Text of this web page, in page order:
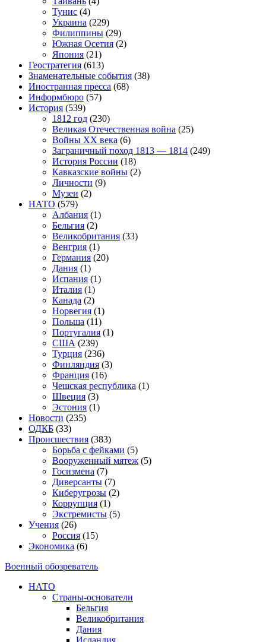
Тунис (4)
Украина (229)
Филиппины (29)
Южная Осетия (2)
Япония (21)
Геостратегия (613)
Знаменательные события (38)
Иностранная пресса (68)
Информбюро (57)
История (539)
1812 год (230)
Великая Отечественная война (25)
Войны XX века (6)
Заграничный поход 1813 — 1814 (249)
История России (18)
Кавказские войны (2)
Личности (9)
Музеи (2)
НАТО (579)
Албания (1)
Бельгия (2)
Великобритания (33)
Венгрия (1)
Германия (20)
Дания (1)
Испания (1)
Италия (1)
Канада (2)
Норвегия (1)
Польша (11)
Португалия (1)
США (239)
Турция (236)
Финляндия (3)
Франция (16)
Чешская республика (1)
Швеция (3)
Эстония (1)
Новости (235)
ОДКБ (33)
Происшествия (383)
Борьба с фейками (5)
Вооруженный мятеж (5)
Госизмена (7)
Диверсанты (7)
Киберугрозы (2)
Коррупция (1)
Экстремисты (5)
Учения (26)
Россия (15)
Экономика (6)
Военный обозреватель
НАТО
Страны-основатели
Бельгия
Великобритания
Дания